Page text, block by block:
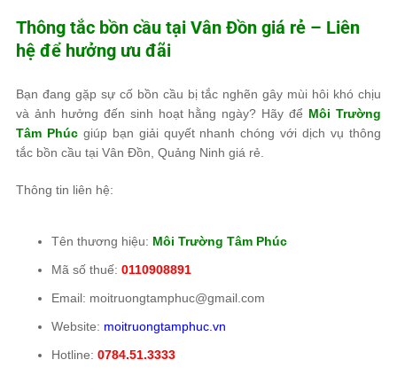
Thông tắc bồn cầu tại Vân Đồn giá rẻ – Liên
hệ để hưởng ưu đãi
Bạn đang gặp sự cố bồn cầu bị tắc nghẽn gây mùi hôi khó chịu
và ảnh hưởng đến sinh hoạt hằng ngày? Hãy để Môi Trường
Tâm Phúcgiúp bạn giải quyết nhanh chóng với dịch vụ thông
tắc bồn cầu tại Vân Đồn, Quảng Ninh giá rẻ.
Thông tin liên hệ:
Tên thương hiệu: Môi Trường Tâm Phúc
Mã số thuế: 0110908891
Email: moitruongtamphuc@gmail.com
Website: moitruongtamphuc.vn
Hotline: 0784.51.3333